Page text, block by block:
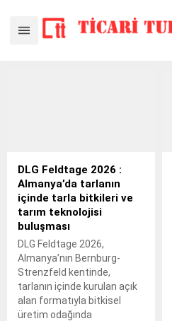
DLG Feldtage 2026 :
Almanya’da tarlanın
içinde tarla bitkileri ve
tarım teknolojisi
buluşması
DLG Feldtage 2026,
Almanya’nın Bernburg-
Strenzfeld kentinde,
tarlanın içinde kurulan açık
alan formatıyla bitkisel
üretim odağında